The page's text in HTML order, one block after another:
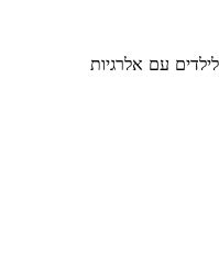
עם אלרגיות